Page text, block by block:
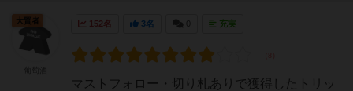
152名 3名 充実
マストフォロー・切り札ありで獲得したトリッ
大賢者